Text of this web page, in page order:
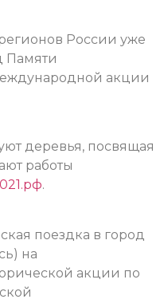
России уже
Памяти
акции
деревья, посвящая
работы
.
поездка в город
на
акции по